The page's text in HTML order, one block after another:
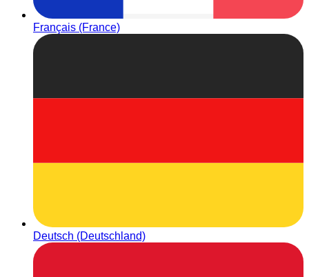
Français (France)
Deutsch (Deutschland)